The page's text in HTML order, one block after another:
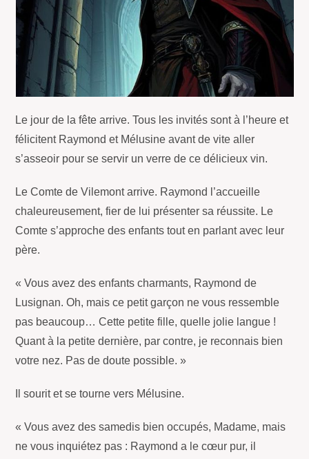
Le jour de la fête arrive. Tous les invités sont à l’heure et
félicitent Raymond et Mélusine avant de vite aller
s’asseoir pour se servir un verre de ce délicieux vin.
Le Comte de Vilemont arrive. Raymond l’accueille
chaleureusement, fier de lui présenter sa réussite. Le
Comte s’approche des enfants tout en parlant avec leur
père.
« Vous avez des enfants charmants, Raymond de
Lusignan. Oh, mais ce petit garçon ne vous ressemble
pas beaucoup… Cette petite fille, quelle jolie langue !
Quant à la petite dernière, par contre, je reconnais bien
votre nez. Pas de doute possible. »
Il sourit et se tourne vers Mélusine.
« Vous avez des samedis bien occupés, Madame, mais
ne vous inquiétez pas : Raymond a le cœur pur, il